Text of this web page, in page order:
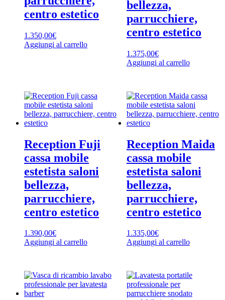
centro estetico
1.350,00€
Aggiungi al carrello
bellezza,
parrucchiere,
centro estetico
1.375,00€
Aggiungi al carrello
Reception Fuji
cassa mobile
estetista saloni
bellezza,
parrucchiere,
centro estetico
1.390,00€
Aggiungi al carrello
Reception Maida
cassa mobile
estetista saloni
bellezza,
parrucchiere,
centro estetico
1.335,00€
Aggiungi al carrello